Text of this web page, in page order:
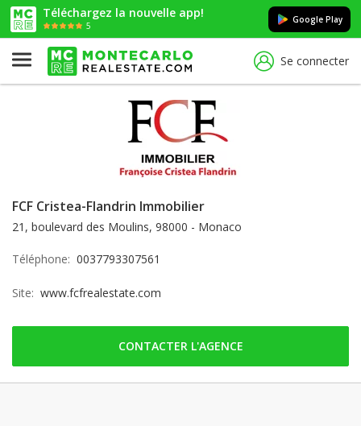
Téléchargez la nouvelle app!
5
Google Play
Se connecter
FCF Cristea-Flandrin Immobilier
21, boulevard des Moulins, 98000 - Monaco
Téléphone: 0037793307561
Site: www.fcfrealestate.com
CONTACTER L'AGENCE